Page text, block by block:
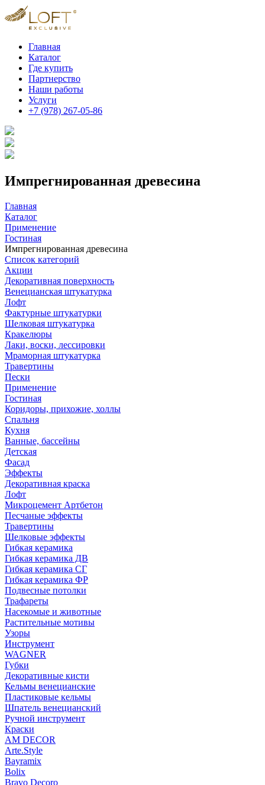
Главная
Каталог
Где купить
Партнерство
Наши работы
Услуги
+7 (978) 267-05-86
Импрегнированная древесина
Главная
Каталог
Применение
Гостиная
Импрегнированная древесина
Список категорий
Акции
Декоративная поверхность
Венецианская штукатурка
Лофт
Фактурные штукатурки
Шелковая штукатурка
Кракелюры
Лаки, воски, лессировки
Мраморная штукатурка
Травертины
Пески
Применение
Гостиная
Коридоры, прихожие, холлы
Спальня
Кухня
Ванные, бассейны
Детская
Фасад
Эффекты
Декоративная краска
Лофт
Микроцемент Артбетон
Песчаные эффекты
Травертины
Шелковые эффекты
Гибкая керамика
Гибкая керамика ДВ
Гибкая керамика СГ
Гибкая керамика ФР
Подвесные потолки
Трафареты
Насекомые и животные
Растительные мотивы
Узоры
Инструмент
WAGNER
Губки
Декоративные кисти
Кельмы венецианские
Пластиковые кельмы
Шпатель венецианский
Ручной инструмент
Краски
AM DECOR
Arte.Style
Bayramix
Bolix
Bravo Decoro